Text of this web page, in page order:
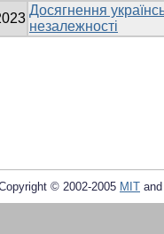
Досягнення
незалежності
© 2002-2005 MIT